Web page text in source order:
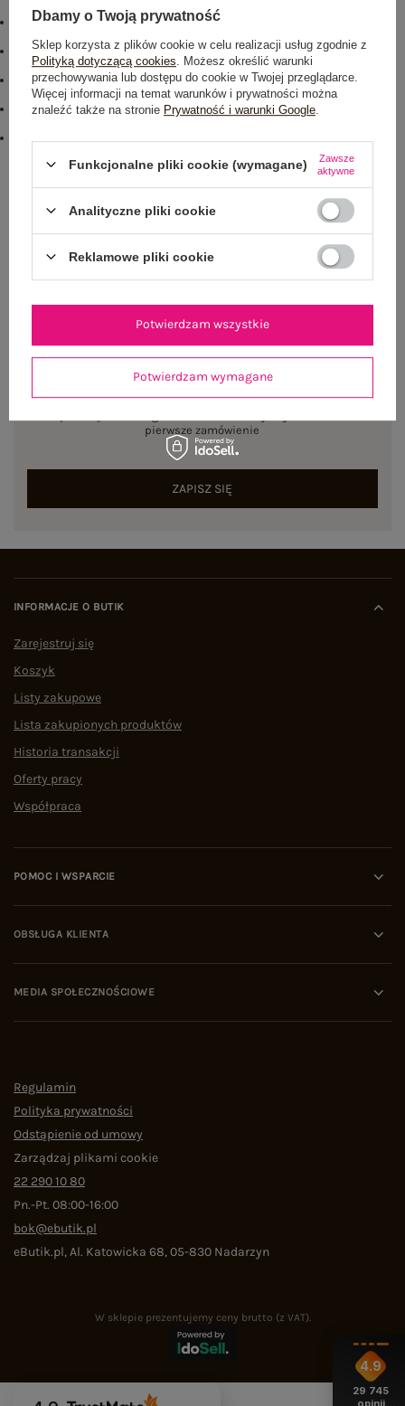
długi rękaw
#dekolt:
okrągły
#cechy dodatkowe:
haft
#skład materiału :
70% bawełna,30% poliester
#sposób prania :
#modelka:
Modelka ma na sobie rozmiar one size. Wymiary modelki: wzrost 170
cm, biust 88 cm, talia 63 cm, biodra 89 cm
Dostępny
NEWSLETTER
pierwsze zamówienie
ZAPISZ SIĘ
INFORMACJE O BUTIK
Zarejestruj się
Koszyk
Listy zakupowe
Lista zakupionych produktów
Historia transakcji
Oferty pracy
Współpraca
POMOC I WSPARCIE
OBSŁUGA KLIENTA
MEDIA SPOŁECZNOŚCIOWE
Regulamin
Polityka prywatności
Odstąpienie od umowy
Zarządzaj plikami cookie
22 290 10 80
Pn.-Pt. 08:00-16:00
bok@ebutik.pl
eButik.pl,Al. Katowicka 68,05-830 Nadarzyn
W sklepie prezentujemy ceny brutto (z VAT).
4.9
29 745
opinii
Dbamy o Twoją prywatność
Sklep korzysta z plików cookie w celu realizacji usług zgodnie z
Polityką dotyczącą cookies . Możesz określić warunki
przechowywania lub dostępu do cookie w Twojej przeglądarce.
Więcej informacji na temat warunków i prywatności można
znaleźć także na stronie Prywatność i warunki Google
Funkcjonalne pliki cookie (wymagane)
Zawsze
aktywne
Analityczne pliki cookie
Reklamowe pliki cookie
Potwierdzam wymagane
Potwierdzam wszystkie